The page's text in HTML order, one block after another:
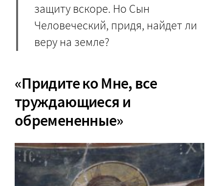
защиту вскоре. Но Сын
Человеческий, придя, найдет ли
веру на земле?
«Придите ко Мне, все
труждающиеся и
обремененные»